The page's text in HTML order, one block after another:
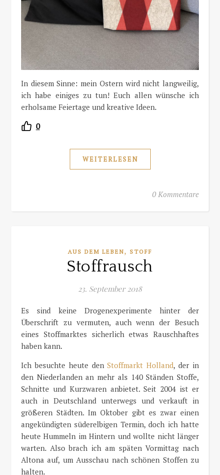
In diesem Sinne: mein Ostern wird nicht langweilig,
ich habe einiges zu tun! Euch allen wünsche ich
erholsame Feiertage und kreative Ideen.
0
WEITERLESEN
0 Kommentare
AUS DEM LEBEN, STOFF
Stoffrausch
23. September 2018
Es sind keine Drogenexperimente hinter der
Überschrift zu vermuten, auch wenn der Besuch
eines Stoffmarktes sicherlich etwas Rauschhaftes
haben kann.
Ich besuchte heute denStoffmarkt Holland, der in
den Niederlanden an mehr als 140 Ständen Stoffe,
Schnitte und Kurzwaren anbietet. Seit 2004 ist er
auch in Deutschland unterwegs und verkauft in
größeren Städten. Im Oktober gibt es zwar einen
angekündigten süderelbigen Termin, doch ich hatte
heute Hummeln im Hintern und wollte nicht länger
warten. Also brach ich am späten Vormittag nach
Altona auf, um Ausschau nach schönen Stoffen zu
halten.